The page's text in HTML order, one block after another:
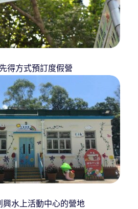
得方式預訂度假營
興水上活動中心的營地